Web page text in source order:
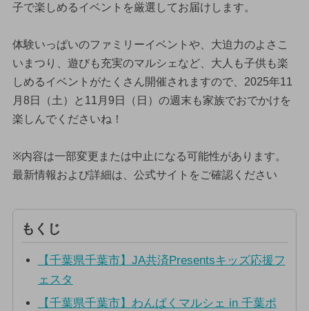
子で楽しめるイベントを厳選してお届けします。
体験いっぱいのファミリーイベントや、大迫力のよさこ
いまつり、遊びも充実のマルシェなど、大人も子供も楽
しめるイベントがたくさん開催されますので、2025年11
月8日（土）と11月9日（日）の週末も家族でおでかけを
楽しんでくださいね！
※内容は一部変更または中止になる可能性があります。
最新情報および詳細は、公式サイトをご確認ください
もくじ
【千葉県千葉市】JA共済Presentsキッズ応援フ
ェスタ
【千葉県千葉市】わんぱくマルシェ in 千葉ポ